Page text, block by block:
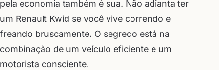
pela economia também é sua. Não adianta ter
um Renault Kwid se você vive correndo e
freando bruscamente. O segredo está na
combinação de um veículo eficiente e um
motorista consciente.